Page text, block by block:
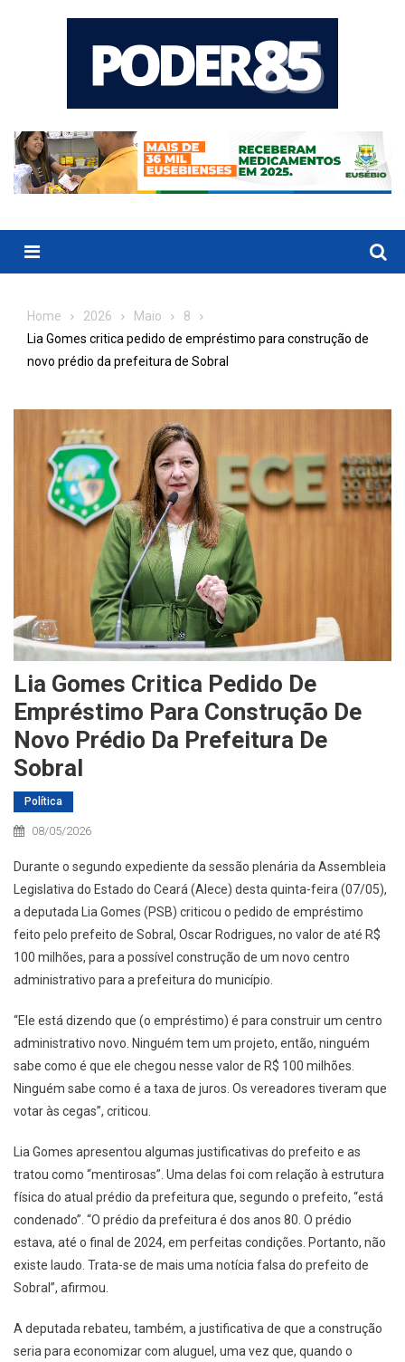
Menu
Home 2026 Maio
8
Lia Gomes critica pedido de empréstimo para construção de
novo prédio da prefeitura de Sobral
Lia Gomes Critica Pedido De
Empréstimo Para Construção De
Novo Prédio Da Prefeitura De
Sobral
Política
08/05/2026
Durante o segundo expediente da sessão plenária da Assembleia
Legislativa do Estado do Ceará (Alece) desta quinta-feira (07/05),
a deputada Lia Gomes (PSB) criticou o pedido de empréstimo
feito pelo prefeito de Sobral, Oscar Rodrigues, no valor de até R$
100 milhões, para a possível construção de um novo centro
administrativo para a prefeitura do município.
“Ele está dizendo que (o empréstimo) é para construir um centro
administrativo novo. Ninguém tem um projeto, então, ninguém
sabe como é que ele chegou nesse valor de R$ 100 milhões.
Ninguém sabe como é a taxa de juros. Os vereadores tiveram que
votar às cegas”, criticou.
Lia Gomes apresentou algumas justificativas do prefeito e as
tratou como “mentirosas”. Uma delas foi com relação à estrutura
física do atual prédio da prefeitura que, segundo o prefeito, “está
condenado”. “O prédio da prefeitura é dos anos 80. O prédio
estava, até o final de 2024, em perfeitas condições. Portanto, não
existe laudo. Trata-se de mais uma notícia falsa do prefeito de
Sobral”, afirmou.
A deputada rebateu, também, a justificativa de que a construção
seria para economizar com aluguel, uma vez que, quando o